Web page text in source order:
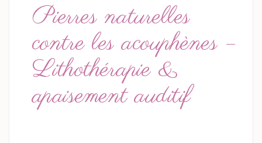
Pierres naturelles
contre les acouphènes –
Lithothérapie &
apaisement auditif